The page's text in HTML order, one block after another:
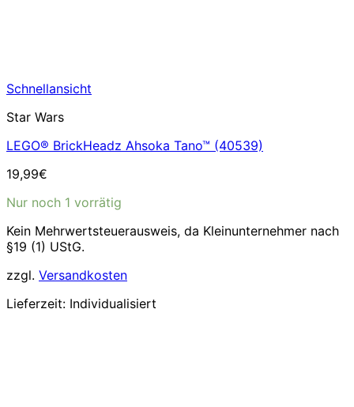
Schnellansicht
Star Wars
LEGO® BrickHeadz Ahsoka Tano™ (40539)
19,99€
Nur noch 1 vorrätig
Kein Mehrwertsteuerausweis, da Kleinunternehmer nach
§19 (1) UStG.
zzgl. Versandkosten
Lieferzeit: Individualisiert